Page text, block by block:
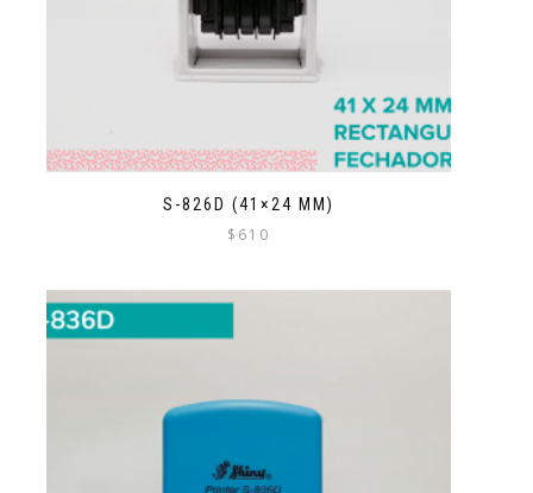
S-826D (41×24 MM)
$ 610